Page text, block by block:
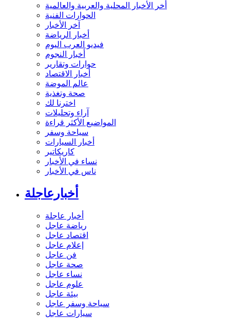
أخر الأخبار المحلية والعربية والعالمية
الحوارات الفنية
آخر الأخبار
أخبار الرياضة
فيديو العرب اليوم
أخبار النجوم
حوارات وتقارير
أخبار الاقتصاد
عالم الموضة
صحة وتغذية
اخترنا لك
آراء وتحليلات
المواضيع الأكثر قراءة
سياحة وسفر
أخبار السيارات
كاريكاتير
نساء في الأخبار
ناس في الأخبار
أخبارعاجلة
أخبار عاجلة
رياضة عاجل
اقتصاد عاجل
إعلام عاجل
فن عاجل
صحة عاجل
نساء عاجل
علوم عاجل
بيئة عاجل
سياحة وسفر عاجل
سيارات عاجل